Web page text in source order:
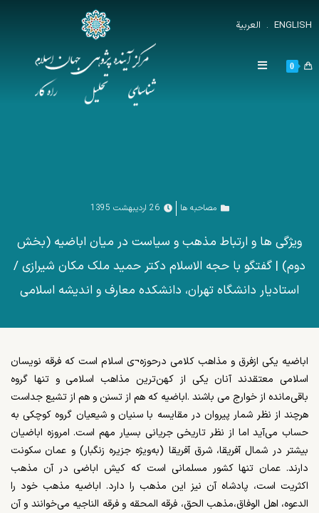
ENGLISH
. العربية
0
مصاحبه ها 26 اردیبهشت 1395
ویژگی ها و ارتباط مذهب و سیاست در میان اباضیه (بخش
دوم) | گفتگو با حجه الاسلام دکتر حمید ملک مکان شیرازی /
استادیار دانشگاه تهران، دانشکده معارف و اندیشه اسلامی
اباضیه یکی ازفرق و مذاهب کلامی درحوزه¬ی اسلام است که فرقه نویسان
اسلامی معتقدند آنان یکی از کهن‌ترین مذاهب اسلامی و تنها گروه
باقی‌مانده از خوارج می باشند .اباضیه که هم از تسنن و هم از تشیع جداست
هرچند از نظر شمار پیروان در مقایسه با سنیان و شیعیان گروه کوچکی به
حساب می‌آید اما از نظر تاریخی جریانی بسیار مهم است. امروزه اباضیان
بیشتر در شمال آفریقا، شرق آفریقا (به‌ویژه جزیره زنگبار) و عمان سکونت
دارند. عمان تنها کشور مسلمانی است که کیش اباضی در آن مذهب
اکثریت است، پادشاه آن نیز این مذهب را دارد. اباضیه مذهب خود را
الدعوه، اهل الوفاق،مذهب الحق، فرقه المحقه و فرقه الناجیه می‌خوانند و آن